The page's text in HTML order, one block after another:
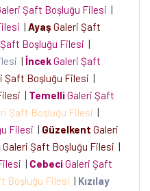
Şaft Boşluğu Filesi |
| Ayaş Galeri Şaft
Boşluğu Filesi |
| İncekGaleri Şaft
Şaft Boşluğu Filesi |
| TemelliGaleri Şaft
Şaft Boşluğu Filesi |
Filesi | Güzelkent Galeri
Galeri Şaft Boşluğu Filesi |
| CebeciGaleri Şaft
Boşluğu Filesi | Kızılay